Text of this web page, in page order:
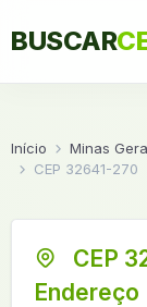
BUSCAR
Início Minas
CEP 32641-270
CEP
Endereço